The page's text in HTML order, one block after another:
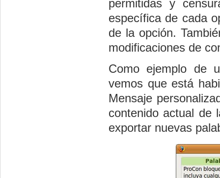
permitidas y
específica de cada
de la opción.
modificaciones de
Como ejemplo de
vemos que está
Mensaje
contenido actual de
exportar nuevas